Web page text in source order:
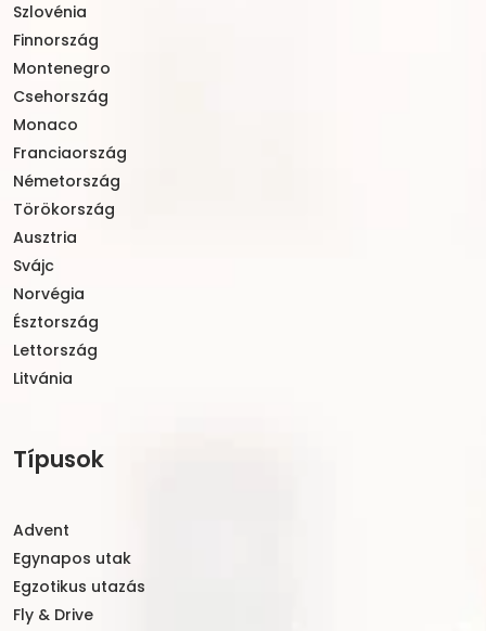
Szlovénia
Finnország
Montenegro
Csehország
Monaco
Franciaország
Németország
Törökország
Ausztria
Svájc
Norvégia
Észtország
Lettország
Litvánia
Típusok
Advent
Egynapos utak
Egzotikus utazás
Fly & Drive